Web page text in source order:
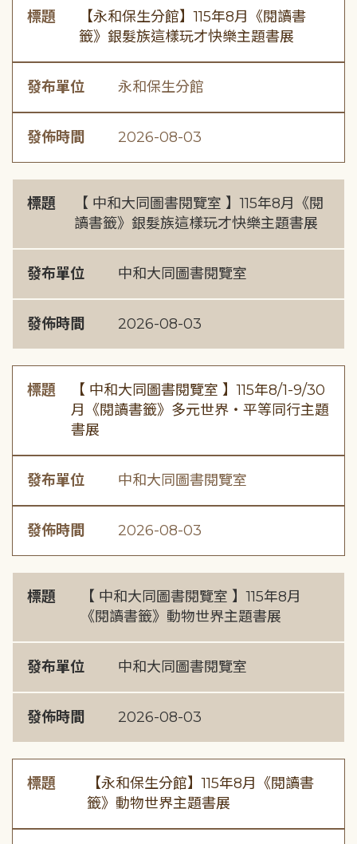
標題
【永和保生分館】115年8月《閱讀書
籤》銀髮族這樣玩才快樂主題書展
發布單位 永和保生分館
發佈時間 2026-08-03
標題
【 中和大同圖書閱覽室 】115年8月《閱
讀書籤》銀髮族這樣玩才快樂主題書展
發布單位 中和大同圖書閱覽室
發佈時間 2026-08-03
標題
【 中和大同圖書閱覽室 】115年8/1-9/30
月《閱讀書籤》多元世界・平等同行主題
書展
發布單位 中和大同圖書閱覽室
發佈時間 2026-08-03
標題
【 中和大同圖書閱覽室 】115年8月
《閱讀書籤》動物世界主題書展
發布單位 中和大同圖書閱覽室
發佈時間 2026-08-03
標題
【永和保生分館】115年8月《閱讀書
籤》動物世界主題書展